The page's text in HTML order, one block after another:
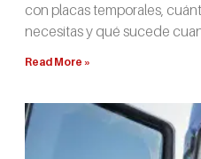
con placas temporales,
necesitas y qué sucede
Read More »